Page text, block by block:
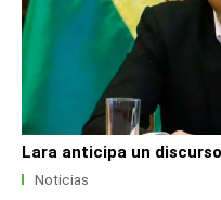
Lara anticipa un
Noticias